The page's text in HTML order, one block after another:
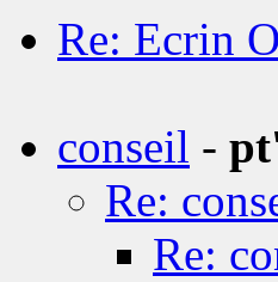
Re: Ecrin
conseil -
Re:
Re: